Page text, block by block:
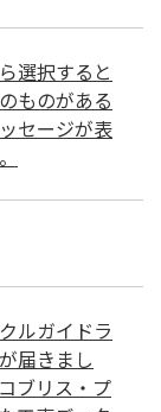
選択すると
ものがある
セージが表
ルガイドラ
届きまし
ブリス・プ